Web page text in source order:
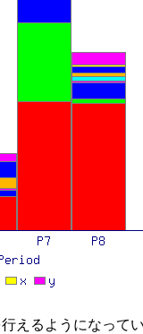
えるようになって